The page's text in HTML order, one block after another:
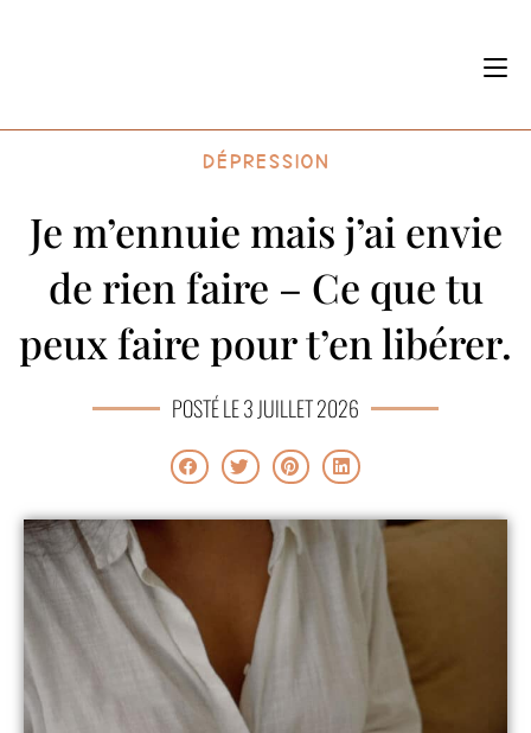
Dépression
Je m’ennuie mais j’ai envie
de rien faire – Ce que tu
peux faire pour t’en libérer.
POSTÉ LE 3 JUILLET 2026